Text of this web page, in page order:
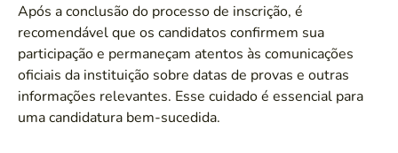
Após a conclusão do processo de inscrição, é
recomendável que os candidatos confirmem sua
participação e permaneçam atentos às comunicações
oficiais da instituição sobre datas de provas e outras
informações relevantes. Esse cuidado é essencial para
uma candidatura bem-sucedida.